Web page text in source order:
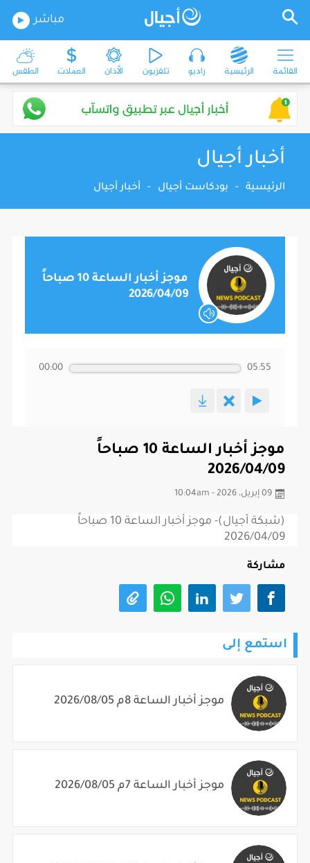
مباشر
القائمة الرئيسية راديو تلفزيون الأذان العملات الطقس
أخبار أجيال
الرئيسية - بودكاست أجيال - أخبار أجيال
موجز أخبار الساعة 10 صباحاً
2026/04/09
00:00 05:55
موجز أخبار الساعة 10 صباحاً
2026/04/09
09 إبريل، 2026 - 10:04am
(شبكة أجيال)- موجز أخبار الساعة 10 صباحاً
2026/04/09
مشاركة
استمع إلى
موجز أخبار الساعة 8م 2026/08/05
موجز أخبار الساعة 7م 2026/08/05